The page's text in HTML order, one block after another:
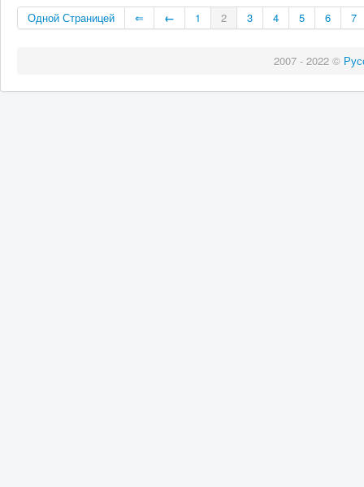
Одной Страницей ⇐ ← 1 2 3 4 5 6 7
2007 - 2022 ©